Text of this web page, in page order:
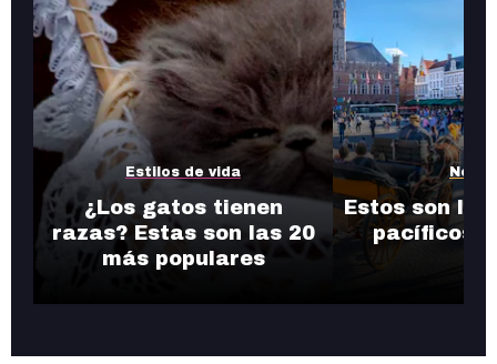
Estilos de vida
¿Los gatos tienen
razas? Estas son las 20
más populares
Estos son
pacíficos